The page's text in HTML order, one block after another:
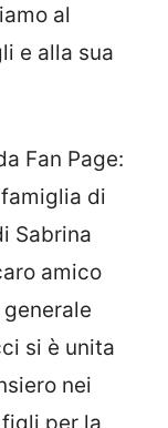
al
e alla sua
Fan Page:
di
Sabrina
amico
si è unita
nei